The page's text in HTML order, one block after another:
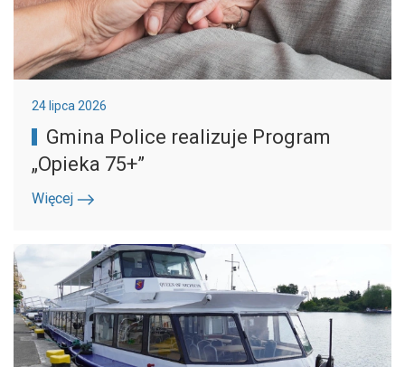
24 lipca 2026
Gmina Police realizuje Program
„Opieka 75+”
Więcej